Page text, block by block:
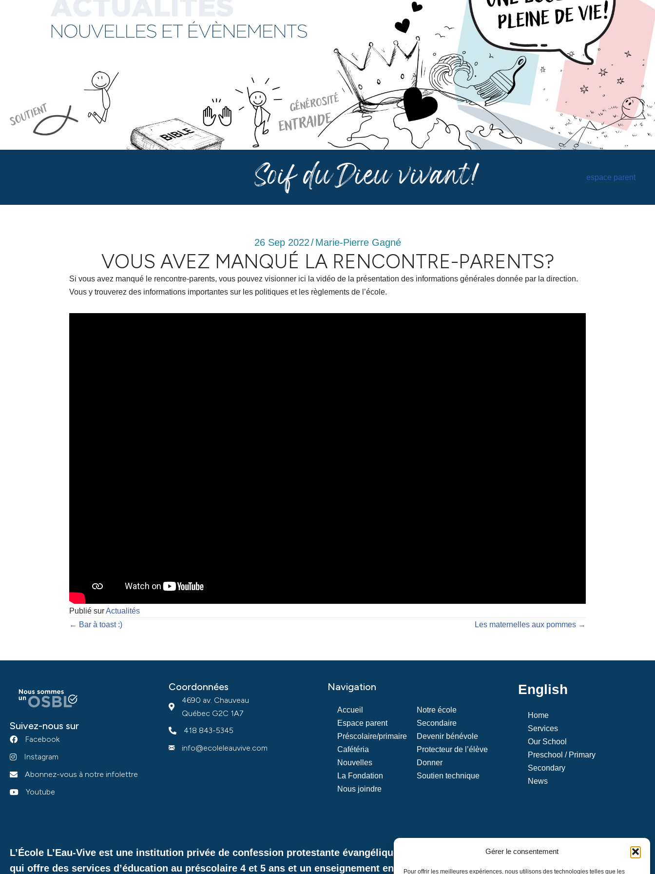
Gérer le consentement
Pour offrir les meilleures expériences, nous utilisons des technologies telles que les
espace parent
26 Sep 2022/ Marie-Pierre Gagné
VOUS AVEZ MANQUÉ LA RENCONTRE-PARENTS?
Si vous avez manqué le rencontre-parents, vous pouvez visionner ici la vidéo de la présentation des informations générales donnée par la direction.
Vous y trouverez des informations importantes sur les politiques et les règlements de l’école.
Publié surActualités
← Bar à toast :)
Les maternelles aux pommes →
Suivez-nous sur
Facebook
Instagram
Abonnez-vous à notre infolettre
Youtube
Coordonnées
4690 av. Chauveau
Québec G2C 1A7
418 843-5345
info@ecoleleauvive.com
Navigation
Accueil
Espace parent
Préscolaire/primaire
Cafétéria
Nouvelles
La Fondation
Nous joindre
Notre école
Secondaire
Devenir bénévole
Protecteur de l’élève
Donner
Soutien technique
English
Home
Services
Our School
Preschool / Primary
Secondary
News
L’École L’Eau-Vive est une institution privée de confession protestante évangélique et de langue française
qui offre des services d’éducation au préscolaire 4 et 5 ans et un enseignement en formation générale au